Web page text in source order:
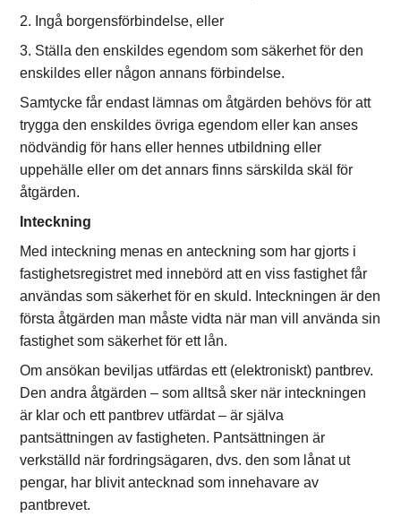
2. Ingå borgensförbindelse, eller
3. Ställa den enskildes egendom som säkerhet för den
enskildes eller någon annans förbindelse.
Samtycke får endast lämnas om åtgärden behövs för att
trygga den enskildes övriga egendom eller kan anses
nödvändig för hans eller hennes utbildning eller
uppehälle eller om det annars finns särskilda skäl för
åtgärden.
Inteckning
Med inteckning menas en anteckning som har gjorts i
fastighetsregistret med innebörd att en viss fastighet får
användas som säkerhet för en skuld. Inteckningen är den
första åtgärden man måste vidta när man vill använda sin
fastighet som säkerhet för ett lån.
Om ansökan beviljas utfärdas ett (elektroniskt) pantbrev.
Den andra åtgärden – som alltså sker när inteckningen
är klar och ett pantbrev utfärdat – är själva
pantsättningen av fastigheten. Pantsättningen är
verkställd när fordringsägaren, dvs. den som lånat ut
pengar, har blivit antecknad som innehavare av
pantbrevet.